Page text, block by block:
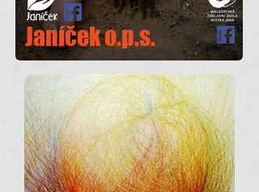
Janíček o.p.s.